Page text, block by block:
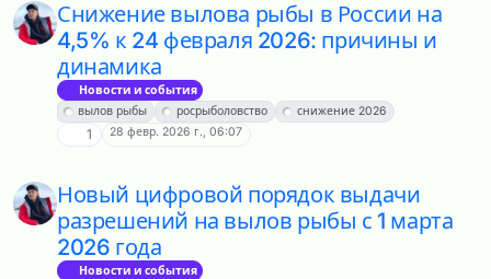
Снижение вылова рыбы в России на
4,5% к 24 февраля 2026: причины и
динамика
Новости и события
вылов рыбы
росрыболовство снижение 2026
1 28 февр. 2026 г., 06:07
Новый цифровой порядок выдачи
разрешений на вылов рыбы с 1 марта
2026 года
Новости и события